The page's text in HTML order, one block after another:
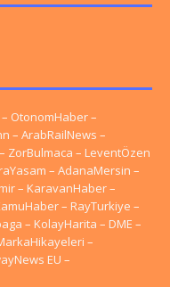
– OtonomHaber–
– ArabRailNews –
– ZorBulmaca – LeventÖzen
– AdanaMersin –
– KaravanHaber–
– RayTurkiye –
– KolayHarita – DME –
–
EU –